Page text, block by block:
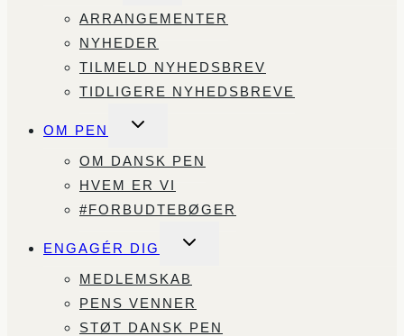
ARRANGEMENTER
NYHEDER
TILMELD NYHEDSBREV
TIDLIGERE NYHEDSBREVE
OM PEN
SKIFT
OM DANSK PEN
HVEM ER VI
#FORBUDTEBØGER
ENGAGÉR DIG
SKIFT
MEDLEMSKAB
PENS VENNER
STØT DANSK PEN